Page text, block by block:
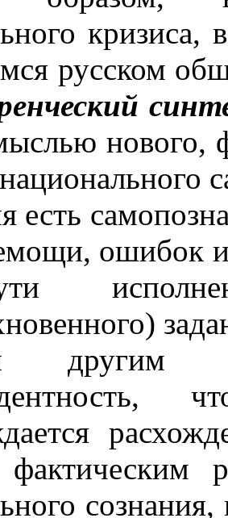
кризиса,
русском
нового,
есть
ошибок и
фактическим